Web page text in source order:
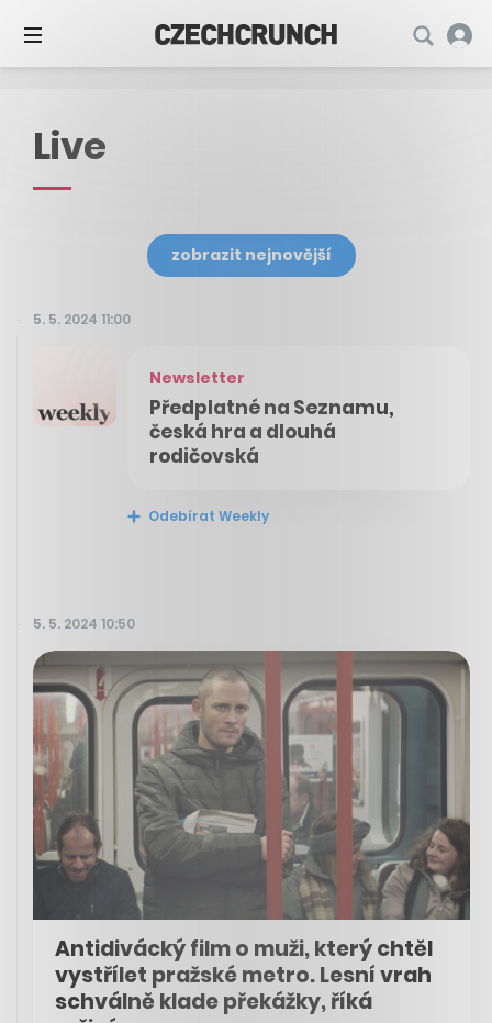
Live
zobrazit nejnovější
5. 5. 2024 11:00
Newsletter
Předplatné na Seznamu,
česká hra a dlouhá
rodičovská
Odebírat Weekly
5. 5. 2024 10:50
Antidivácký film o muži, který chtěl
vystřílet pražské metro. Lesní vrah
schválně klade překážky, říká